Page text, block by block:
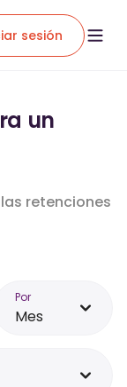
sesión
un
retenciones
Por
Mes